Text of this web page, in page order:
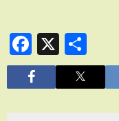
Facebook
X
有